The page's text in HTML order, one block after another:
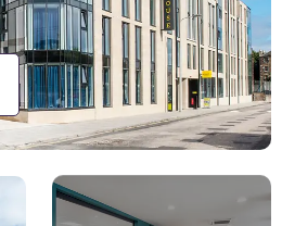
(GB)
English (US)
agora